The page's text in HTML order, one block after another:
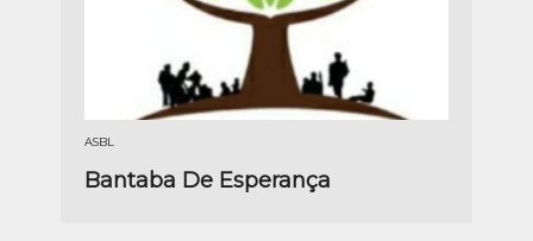
ASBL
Bantaba De Esperança